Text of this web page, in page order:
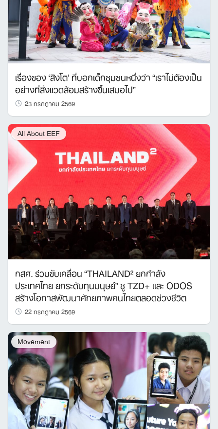
เรื่องของ ‘สิงโต’ ที่บอกเด็กชุมชนหนึ่งว่า “เราไม่ต้องเป็น
อย่างที่สิ่งแวดล้อมสร้างขึ้นเสมอไป”
23 กรกฎาคม 2569
All About EEF
กสศ. ร่วมขับเคลื่อน “THAILAND² ยกกำลัง
ประเทศไทย ยกระดับทุนมนุษย์” ชู TZD+ และ ODOS
สร้างโอกาสพัฒนาศักยภาพคนไทยตลอดช่วงชีวิต
22 กรกฎาคม 2569
Movement